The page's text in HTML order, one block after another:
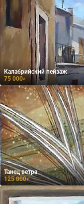
Калабрийский пейзаж
75 000₽
Танец ветра
125 000₽